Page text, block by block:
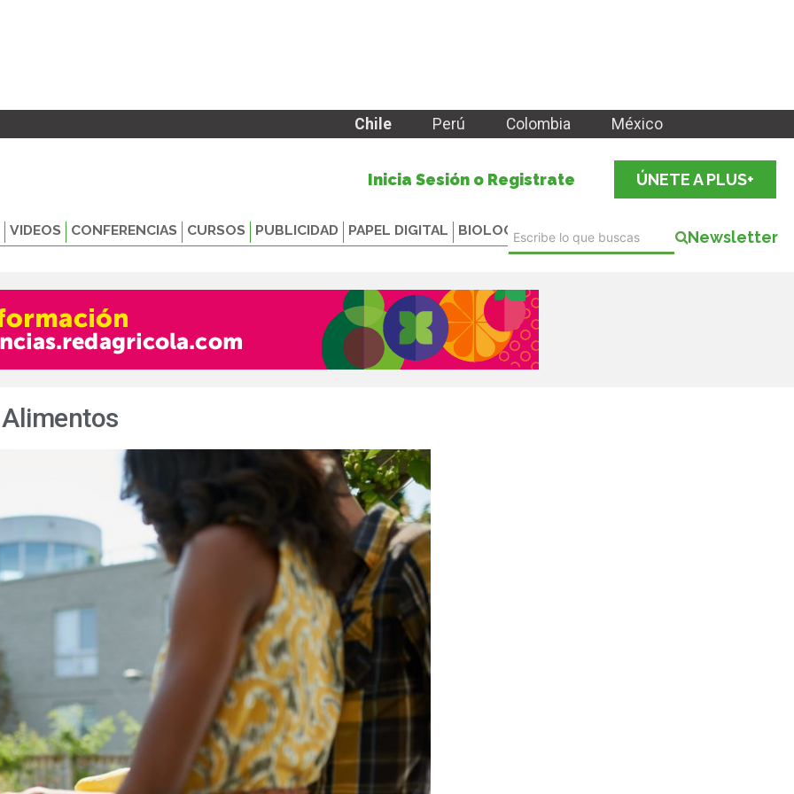
Chile Perú Colombia México
Inicia Sesión o Registrate ÚNETE A PLUS+
VIDEOS CONFERENCIAS CURSOS PUBLICIDAD PAPEL DIGITAL BIOLOGICALS Newsletter